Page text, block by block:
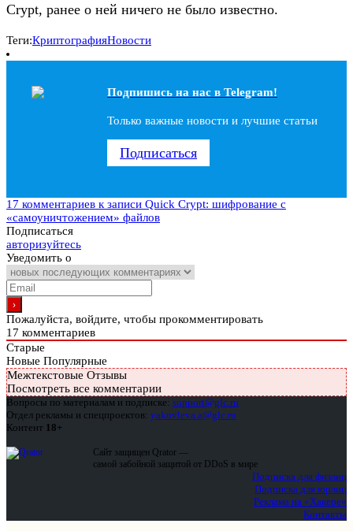
Crypt, ранее о ней ничего не было известно.
Теги:КриптографияНовости
Подпишись на наc в Telegram!
Только важные новости и лучшие статьи
Подписаться
17 комментариев к записи Quick Crypt: шифрование с
«самоуничтожением» файлов
Подписаться
авторизуйтесь
Уведомить о
Пожалуйста, войдите, чтобы прокомментировать
17 комментариев
Старые
Новые Популярные
Межтекстовые Отзывы
Посмотреть все комментарии
Вопросы по материалам и подписке: support@glc.ru
Отдел рекламы и спецпроектов: yakovleva.a@glc.ru
Контент 18+
Сайт защищен Qrator —
самой забойной защитой от DDoS в мире
Подписка для физлиц
Подписка для юрлиц
Реклама на «Хакере»
Контакты